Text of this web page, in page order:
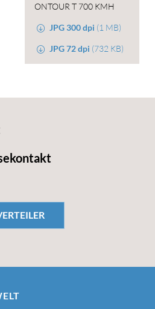
ONTOUR T 700 KMH
JPG 300 dpi (1 MB)
JPG 72 dpi (732 KB)